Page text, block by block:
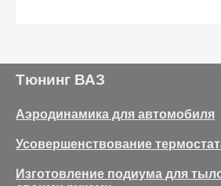
Тюнинг ВАЗ
Аэродинамика для автомобиля
Усовершенствование
Изготовление подиума для